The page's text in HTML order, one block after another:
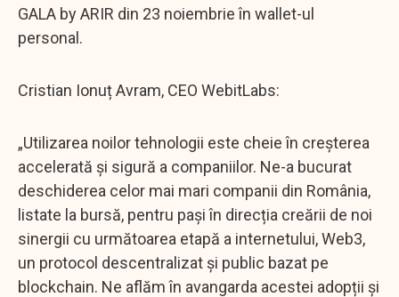
GALA by ARIR din 23 noiembrie în wallet-ul
personal.
Cristian Ionuț Avram, CEO WebitLabs:
„Utilizarea noilor tehnologii este cheie în creșterea
accelerată și sigură a companiilor. Ne-a bucurat
deschiderea celor mai mari companii din România,
listate la bursă, pentru pași în direcția creării de noi
sinergii cu următoarea etapă a internetului, Web3,
un protocol descentralizat și public bazat pe
blockchain. Ne aflăm în avangarda acestei adopții și